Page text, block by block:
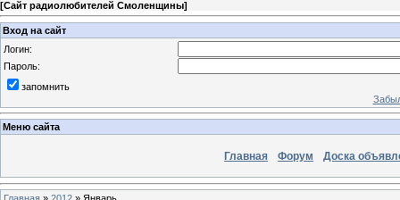
[Сайт радиолюбителей Смоленщины]
Вход на сайт
Логин:
Пароль:
запомнить
Меню сайта
Главная Форум Доска